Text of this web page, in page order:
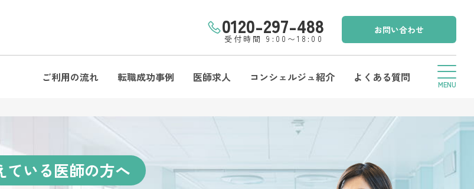
0120-297-488
受付時間 9:00〜18:00
お問い合わせ
ご利用の流れ 転職成功事例 医師求人 コンシェルジュ紹介 よくある質問
ている医師の方へ